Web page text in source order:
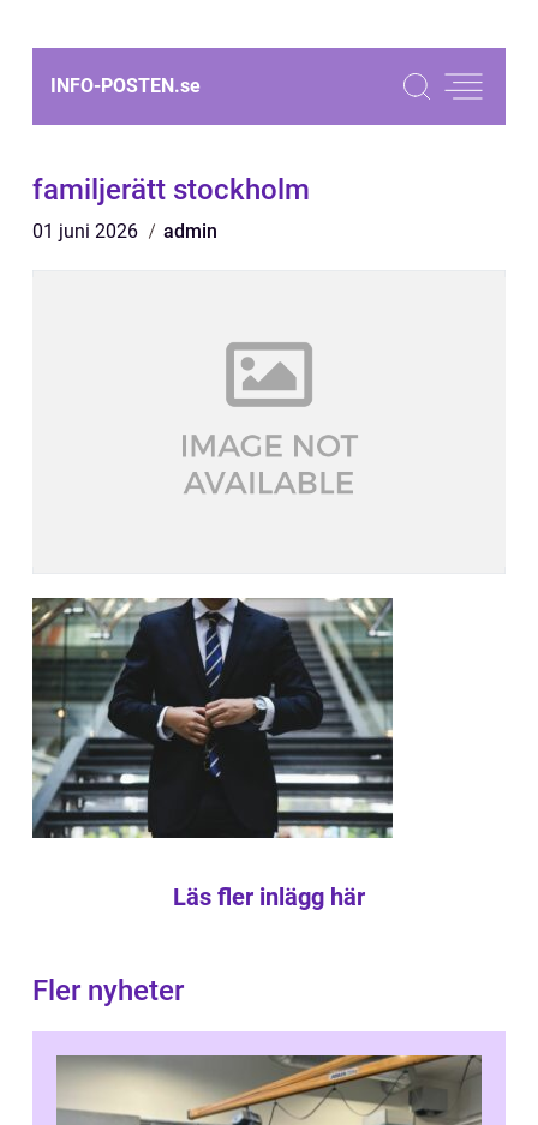
INFO-POSTEN.se
familjerätt stockholm
01 juni 2026 admin
Läs fler inlägg här
Fler nyheter